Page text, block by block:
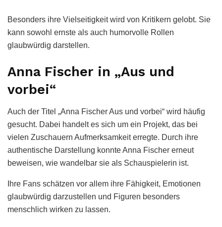
Besonders ihre Vielseitigkeit wird von Kritikern gelobt. Sie
kann sowohl ernste als auch humorvolle Rollen
glaubwürdig darstellen.
Anna Fischer in „Aus und
vorbei“
Auch der Titel „Anna Fischer Aus und vorbei“ wird häufig
gesucht. Dabei handelt es sich um ein Projekt, das bei
vielen Zuschauern Aufmerksamkeit erregte. Durch ihre
authentische Darstellung konnte Anna Fischer erneut
beweisen, wie wandelbar sie als Schauspielerin ist.
Ihre Fans schätzen vor allem ihre Fähigkeit, Emotionen
glaubwürdig darzustellen und Figuren besonders
menschlich wirken zu lassen.